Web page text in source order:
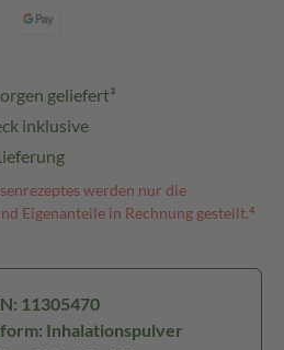
geliefert³
inklusive
werden nur die
Eigenanteile in Rechnung gestellt.⁴
11305470
Inhalationspulver